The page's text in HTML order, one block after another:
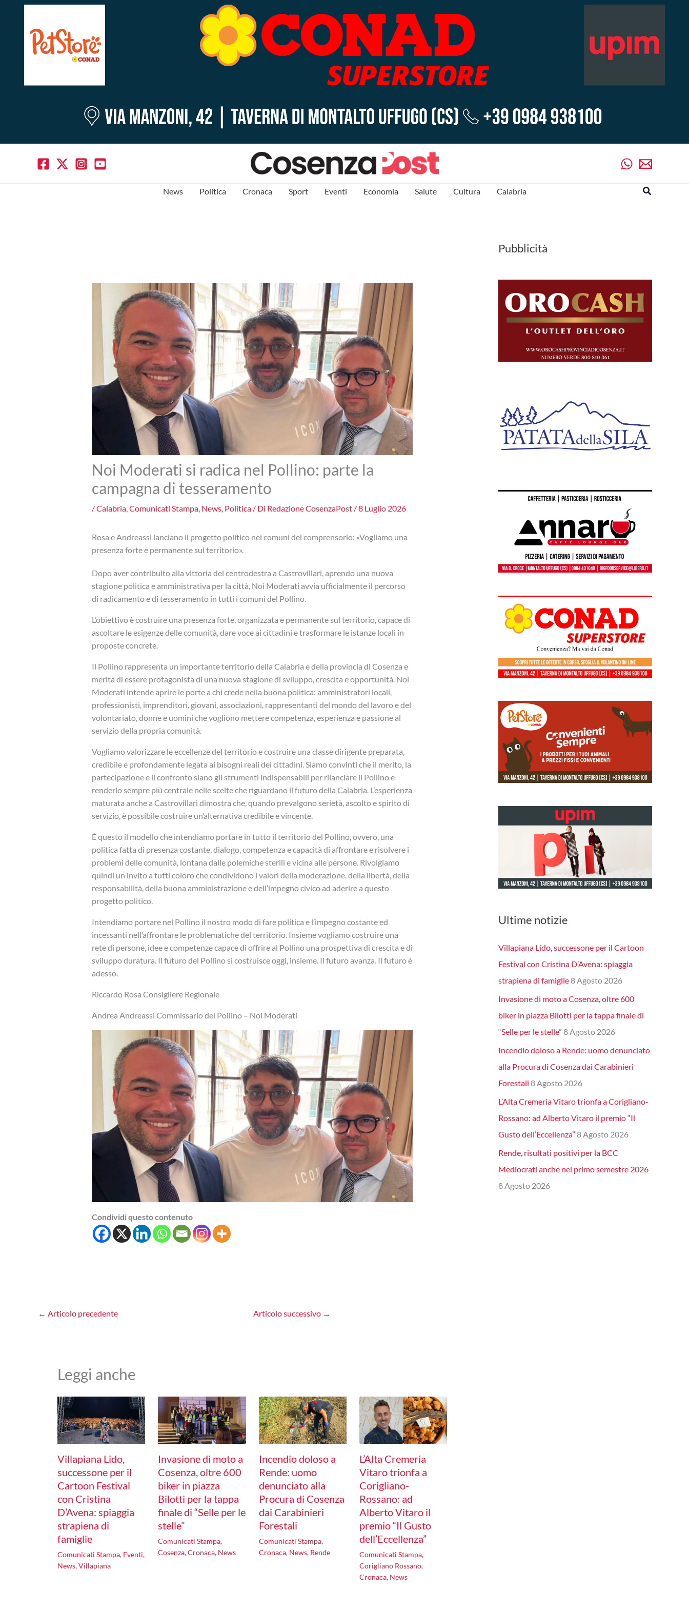
News Politica Cronaca Sport Eventi Economia Salute Cultura Calabria Cerca
Noi Moderati si radica nel Pollino: parte la
campagna di tesseramento
/Calabria,Comunicati Stampa, News, Politica/ Di Redazione CosenzaPost /8 Luglio 2026
Rosa e Andreassi lanciano il progetto politico nei comuni del comprensorio: «Vogliamo una
presenza forte e permanente sul territorio».
Dopo aver contribuito alla vittoria del centrodestra a Castrovillari, aprendo una nuova
stagione politica e amministrativa per la città, Noi Moderati avvia ufficialmente il percorso
di radicamento e di tesseramento in tutti i comuni del Pollino.
L’obiettivo è costruire una presenza forte, organizzata e permanente sul territorio, capace di
ascoltare le esigenze delle comunità, dare voce ai cittadini e trasformare le istanze locali in
proposte concrete.
Il Pollino rappresenta un importante territorio della Calabria e della provincia di Cosenza e
merita di essere protagonista di una nuova stagione di sviluppo, crescita e opportunità. Noi
Moderati intende aprire le porte a chi crede nella buona politica: amministratori locali,
professionisti, imprenditori, giovani, associazioni, rappresentanti del mondo del lavoro e del
volontariato, donne e uomini che vogliono mettere competenza, esperienza e passione al
servizio della propria comunità.
Vogliamo valorizzare le eccellenze del territorio e costruire una classe dirigente preparata,
credibile e profondamente legata ai bisogni reali dei cittadini. Siamo convinti che il merito, la
partecipazione e il confronto siano gli strumenti indispensabili per rilanciare il Pollino e
renderlo sempre più centrale nelle scelte che riguardano il futuro della Calabria. L’esperienza
maturata anche a Castrovillari dimostra che, quando prevalgono serietà, ascolto e spirito di
servizio, è possibile costruire un’alternativa credibile e vincente.
È questo il modello che intendiamo portare in tutto il territorio del Pollino, ovvero, una
politica fatta di presenza costante, dialogo, competenza e capacità di affrontare e risolvere i
problemi delle comunità, lontana dalle polemiche sterili e vicina alle persone. Rivolgiamo
quindi un invito a tutti coloro che condividono i valori della moderazione, della libertà, della
responsabilità, della buona amministrazione e dell’impegno civico ad aderire a questo
progetto politico.
Intendiamo portare nel Pollino il nostro modo di fare politica e l’impegno costante ed
incessanti nell’affrontare le problematiche del territorio. Insieme vogliamo costruire una
rete di persone, idee e competenze capace di offrire al Pollino una prospettiva di crescita e di
sviluppo duratura. Il futuro del Pollino si costruisce oggi, insieme. Il futuro avanza. Il futuro è
adesso.
Riccardo Rosa Consigliere Regionale
Andrea Andreassi Commissario del Pollino – Noi Moderati
Condividi questo contenuto
← Articolo precedente Articolo successivo →
Leggi anche
Villapiana Lido,
successone per il
Cartoon Festival
con Cristina
D’Avena: spiaggia
strapiena di
famiglie
Comunicati Stampa, Eventi,
News,Villapiana
Invasione di moto a
Cosenza, oltre 600
biker in piazza
Bilotti per la tappa
finale di “Selle per le
stelle”
Comunicati Stampa,
Cosenza,Cronaca, News
Incendio doloso a
Rende: uomo
denunciato alla
Procura di Cosenza
dai Carabinieri
Forestali
Comunicati Stampa,
Cronaca, News, Rende
L’Alta Cremeria
Vitaro trionfa a
Corigliano-
Rossano: ad
Alberto Vitaro il
premio “Il Gusto
dell’Eccellenza”
Comunicati Stampa,
Corigliano Rossano,
Cronaca, News
Pubblicità
Ultime notizie
Villapiana Lido, successone per il Cartoon
Festival con Cristina D’Avena: spiaggia
strapiena di famiglie8 Agosto 2026
Invasione di moto a Cosenza, oltre 600
biker in piazza Bilotti per la tappa finale di
“Selle per le stelle” 8 Agosto 2026
Incendio doloso a Rende: uomo denunciato
alla Procura di Cosenza dai Carabinieri
Forestali 8 Agosto 2026
L’Alta Cremeria Vitaro trionfa a Corigliano-
Rossano: ad Alberto Vitaro il premio “Il
Gusto dell’Eccellenza” 8 Agosto 2026
Rende, risultati positivi per la BCC
Mediocrati anche nel primo semestre 2026
8 Agosto 2026